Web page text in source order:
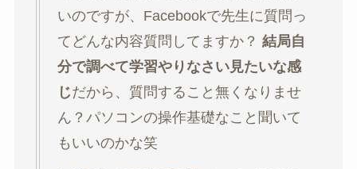
いのですが、Facebookで先生に質問っ
てどんな内容質問してますか？ 結局自
分で調べて学習やりなさい見たいな感
じだから、質問すること無くなりませ
ん？パソコンの操作基礎なこと聞いて
もいいのかな笑